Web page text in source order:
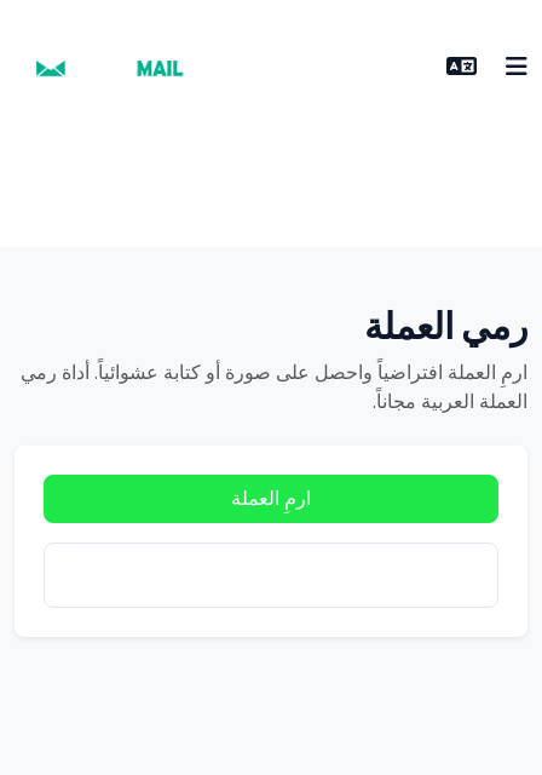
رمي العملة
ارمِ العملة افتراضياً واحصل على صورة أو كتابة عشوائياً. أداة رمي
العملة العربية مجاناً.
ارمِ العملة